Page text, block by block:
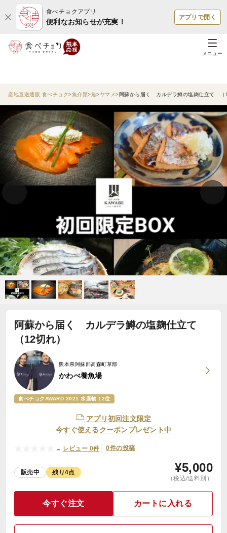
食べチョクアプリ
便利なお知らせが充実！
アプリで開く
メニュー
産地直送通販 食べチョク 魚介類 魚 ヤマメ 阿蘇から届く カルデラ鱒の塩麹仕立て （
阿蘇から届く カルデラ鱒の塩麹仕立て
（12切れ）
熊本県阿蘇郡高森町草部
かわべ養魚場
食べチョクAWARD 2021 水産物 12位
アプリ初回注文限定
今すぐ使えるクーポンプレゼント中
- レビュー 0件 0件の投稿
販売中 残り4点 ¥5,000
（税込/送料別）
今すぐ注文 カートに入れる